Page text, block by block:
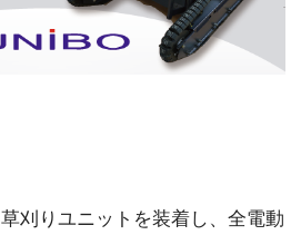
草刈りユニットを装着し、全電動